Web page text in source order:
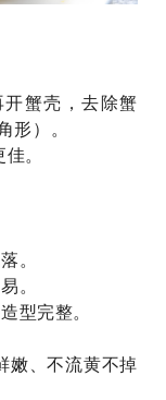
蟹壳，去除蟹
形）。
。
。
。
型完整‌。
嫩、不流黄不掉